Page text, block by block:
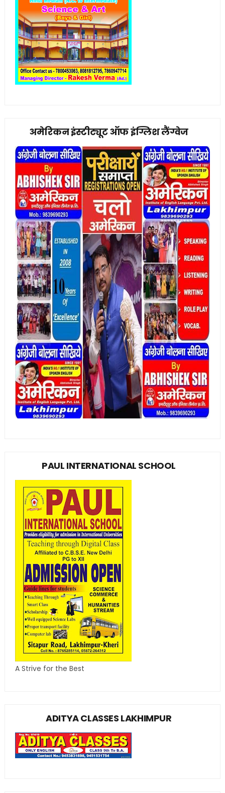
अमेरिकन इंस्टीट्यूट ऑफ इंग्लिश लैंग्वेज
PAUL INTERNATIONAL SCHOOL
A Strive for the Best
ADITYA CLASSES LAKHIMPUR